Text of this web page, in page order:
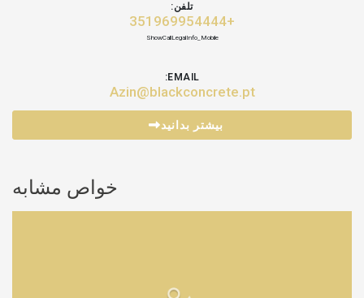
تلفن:
+351969954444
ShowCallLegalInfo_Mobile
EMAIL:
Azin@blackconcrete.pt
بیشتر بدانید
خواص مشابه